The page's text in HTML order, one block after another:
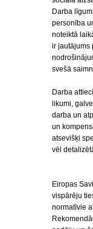
Darba
personība
noteiktā
ir jautājums
svešā
Darba
likumi,
darba un
un
atsevišķi
vēl
Eiropas
vispārēju
normatīvie